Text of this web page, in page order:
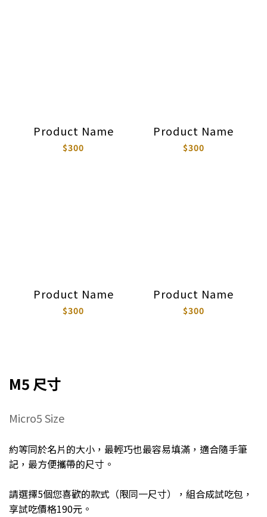
Product Name
$300
Product Name
$300
Product Name
$300
Product Name
$300
M5 尺寸
Micro5 Size
約等同於名片的大小，最輕巧也最容易填滿，適合隨手筆
記，最方便攜帶的尺寸。
請選擇5個您喜歡的款式（限同一尺寸），組合成試吃包，
享試吃價格190元。